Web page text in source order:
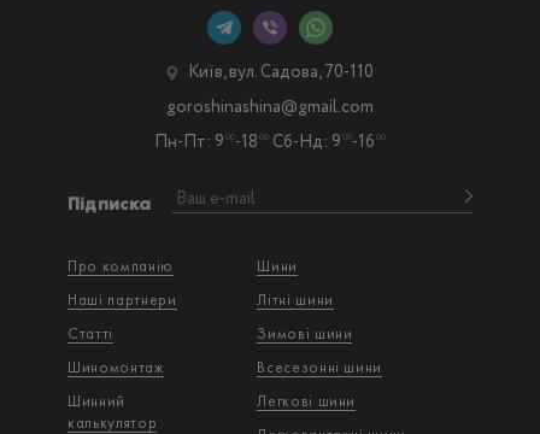
Про компанію
Наші партнери
Статті
Шиномонтаж
Шинний
калькулятор
Шини
Літні шини
Зимові шини
Всесезонні шини
Легкові шини
Підписка
Київ, вул. Садова, 70-110
Пн-Пт: 9 00-18 00 Сб-Нд: 9 00-16 00
goroshinashina@gmail.com